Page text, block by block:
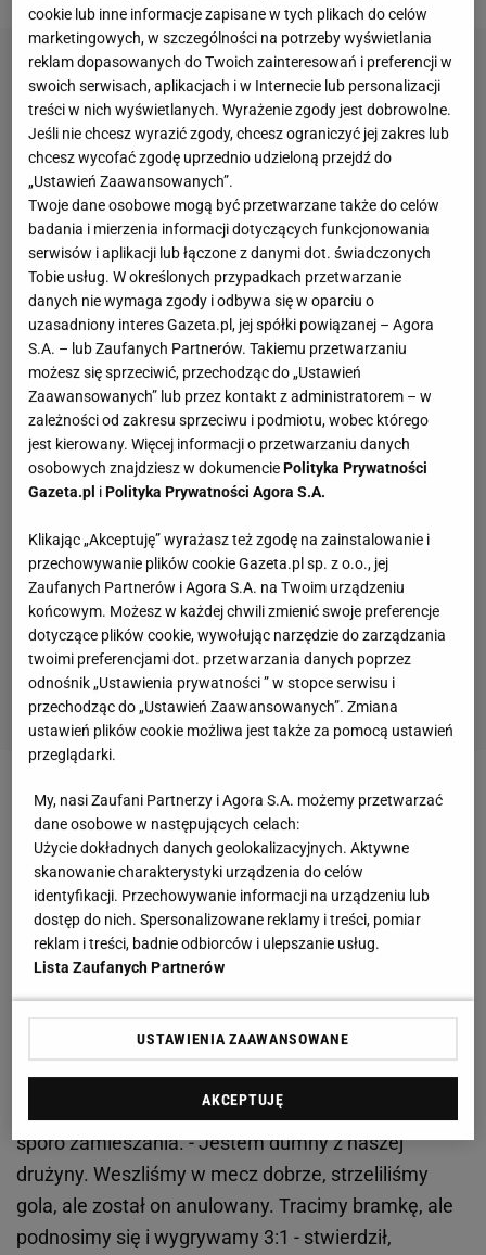
Zobacz wideo
Goncalo Feio komentuje decyzję ws. Rafała
Augustyniaka
Rywalizacja była bardzo zacięta i mimo faktu, że
minucie Wojskowi byli w stanie się podnieść i
pokonać Jagiellonię Białystok 3:1 w spotkaniu 1/4
Pucharu Polski. Po meczu głos nt. tego spotkania
zabrał trener Legii - Goncalo Feio, wokół którego jest
sporo zamieszania. - Jestem dumny z naszej
drużyny. Weszliśmy w mecz dobrze, strzeliliśmy
gola, ale został on anulowany. Tracimy bramkę, ale
podnosimy się i wygrywamy 3:1 - stwierdził,
cookie lub inne informacje zapisane w tych plikach do celów
marketingowych, w szczególności na potrzeby wyświetlania
reklam dopasowanych do Twoich zainteresowań i preferencji w
swoich serwisach, aplikacjach i w Internecie lub personalizacji
treści w nich wyświetlanych. Wyrażenie zgody jest dobrowolne.
Jeśli nie chcesz wyrazić zgody, chcesz ograniczyć jej zakres lub
chcesz wycofać zgodę uprzednio udzieloną przejdź do
„Ustawień Zaawansowanych”.
Twoje dane osobowe mogą być przetwarzane także do celów
badania i mierzenia informacji dotyczących funkcjonowania
serwisów i aplikacji lub łączone z danymi dot. świadczonych
Tobie usług. W określonych przypadkach przetwarzanie
danych nie wymaga zgody i odbywa się w oparciu o
uzasadniony interes Gazeta.pl, jej spółki powiązanej – Agora
S.A. – lub Zaufanych Partnerów. Takiemu przetwarzaniu
możesz się sprzeciwić, przechodząc do „Ustawień
Zaawansowanych” lub przez kontakt z administratorem – w
zależności od zakresu sprzeciwu i podmiotu, wobec którego
jest kierowany. Więcej informacji o przetwarzaniu danych
osobowych znajdziesz w dokumenciePolityka Prywatności
Gazeta.pl iPolityka Prywatności Agora S.A.
Klikając „Akceptuję” wyrażasz też zgodę na zainstalowanie i
przechowywanie plików cookie Gazeta.pl sp. z o.o., jej
Zaufanych Partnerów i Agora S.A. na Twoim urządzeniu
końcowym. Możesz w każdej chwili zmienić swoje preferencje
dotyczące plików cookie, wywołując narzędzie do zarządzania
twoimi preferencjami dot. przetwarzania danych poprzez
odnośnik „Ustawienia prywatności ” w stopce serwisu i
przechodząc do „Ustawień Zaawansowanych”. Zmiana
ustawień plików cookie możliwa jest także za pomocą ustawień
przeglądarki.
My, nasi Zaufani Partnerzy i Agora S.A. możemy przetwarzać
dane osobowe w następujących celach:
Użycie dokładnych danych geolokalizacyjnych. Aktywne
skanowanie charakterystyki urządzenia do celów
identyfikacji. Przechowywanie informacji na urządzeniu lub
dostęp do nich. Spersonalizowane reklamy i treści, pomiar
reklam i treści, badnie odbiorców i ulepszanie usług.
Lista Zaufanych Partnerów
USTAWIENIA ZAAWANSOWANE
AKCEPTUJĘ